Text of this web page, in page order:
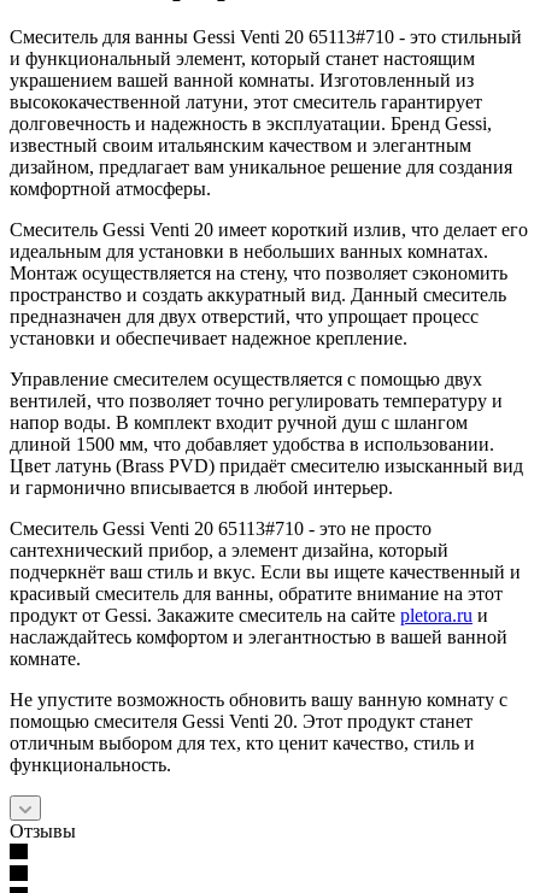
Смеситель для ванны Gessi Venti 20 65113#710 - это стильный
и функциональный элемент, который станет настоящим
украшением вашей ванной комнаты. Изготовленный из
высококачественной латуни, этот смеситель гарантирует
долговечность и надежность в эксплуатации. Бренд Gessi,
известный своим итальянским качеством и элегантным
дизайном, предлагает вам уникальное решение для создания
комфортной атмосферы.
Смеситель Gessi Venti 20 имеет короткий излив, что делает его
идеальным для установки в небольших ванных комнатах.
Монтаж осуществляется на стену, что позволяет сэкономить
пространство и создать аккуратный вид. Данный смеситель
предназначен для двух отверстий, что упрощает процесс
установки и обеспечивает надежное крепление.
Управление смесителем осуществляется с помощью двух
вентилей, что позволяет точно регулировать температуру и
напор воды. В комплект входит ручной душ с шлангом
длиной 1500 мм, что добавляет удобства в использовании.
Цвет латунь (Brass PVD) придаёт смесителю изысканный вид
и гармонично вписывается в любой интерьер.
Смеситель Gessi Venti 20 65113#710 - это не просто
сантехнический прибор, а элемент дизайна, который
подчеркнёт ваш стиль и вкус. Если вы ищете качественный и
красивый смеситель для ванны, обратите внимание на этот
продукт от Gessi. Закажите смеситель на сайте pletora.ru и
наслаждайтесь комфортом и элегантностью в вашей ванной
комнате.
Не упустите возможность обновить вашу ванную комнату с
помощью смесителя Gessi Venti 20. Этот продукт станет
отличным выбором для тех, кто ценит качество, стиль и
функциональность.
Отзывы